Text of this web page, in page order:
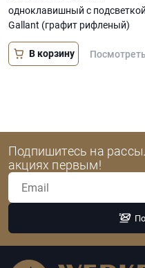
одноклавишный с подсветкой
Gallant (графит рифленый)
В корзину Посмотреть
Подпишитесь на
акциях первым!